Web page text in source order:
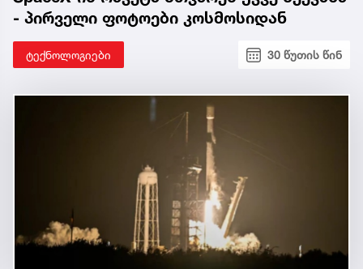
- პირველი ფოტოები კოსმოსიდან
ტექნოლოგიები 30 წუთის წინ